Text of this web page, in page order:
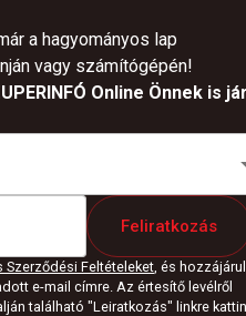
a hagyományos lap
vagy számítógépén!
Online Önnek is
Feliratkozás
Szerződési Feltételeket , és
e-mail címre. Az értesítő levélről
található "Leiratkozás" linkre